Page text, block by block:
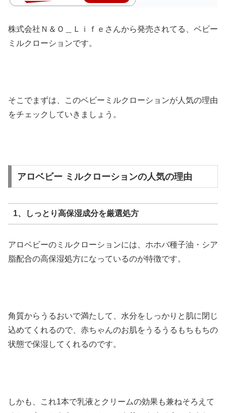
株式会社Ｎ＆Ｏ＿Ｌｉｆｅさんから発売されてる、ベビー
ミルクローションです。
そこでまずは、このベビーミルクローションが人気の理由
をチェックしていきましょう。
アロベビー ミルクローションの人気の理由
1、しっとり高保湿成分を厳選処方
アロベビーのミルクローションには、ホホバ種子油・シア
脂配合の高保湿処方になっているのが特徴です。
角質からうるおいで満たして、水分をしっかりと肌に閉じ
込めてくれるので、赤ちゃんのお肌をうるうるもちもちの
状態で保湿してくれるのです。
しかも、これ1本で乳液とクリームの効果も兼ねそろえて